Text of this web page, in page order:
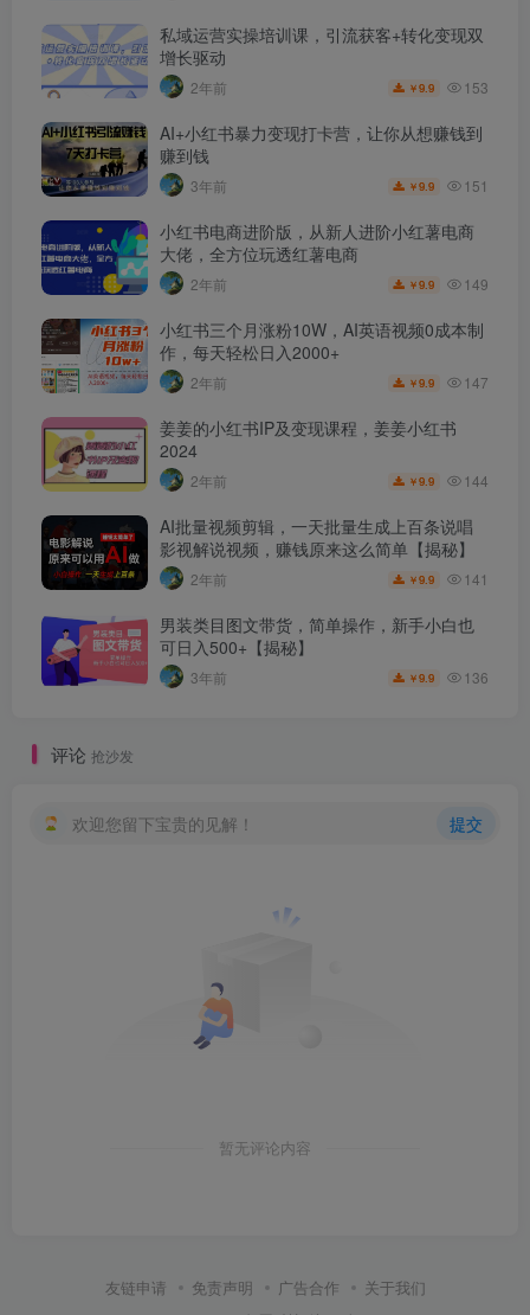
私域运营实操培训课，引流获客+转化变现双
增长驱动
2年前 ￥9.9 153
AI+小红书暴力变现打卡营，让你从想赚钱到
赚到钱
3年前 ￥9.9 151
小红书电商进阶版，从新人进阶小红薯电商
大佬，全方位玩透红薯电商
2年前 ￥9.9 149
小红书三个月涨粉10W，AI英语视频0成本制
作，每天轻松日入2000+
2年前 ￥9.9 147
姜姜的小红书IP及变现课程，姜姜小红书
2024
2年前 ￥9.9 144
AI批量视频剪辑，一天批量生成上百条说唱
影视解说视频，赚钱原来这么简单【揭秘】
2年前 ￥9.9 141
男装类目图文带货，简单操作，新手小白也
可日入500+【揭秘】
3年前 ￥9.9 136
评论 抢沙发
欢迎您留下宝贵的见解！ 提交
暂无评论内容
友链申请 免责声明 广告合作 关于我们